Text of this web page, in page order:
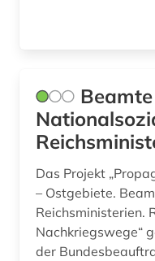
Beamte
Das Projekt
– Ostgebiete.
Reichsministerien.
Nachkriegswege“
der